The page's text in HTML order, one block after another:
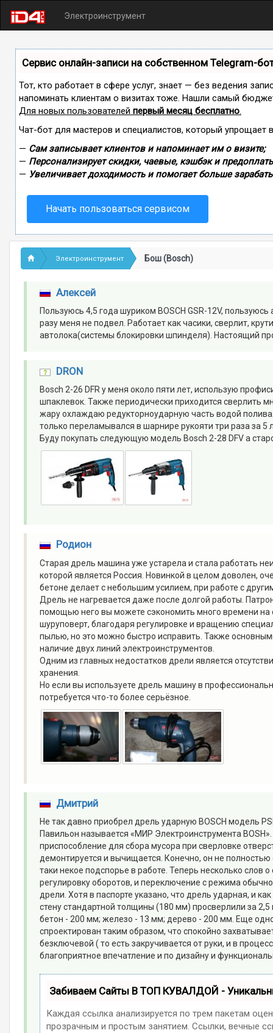
Электроинструмент
Сервис онлайн-записи на собственном Telegram-
Тот, кто работает в сфере услуг, знает — без ведения
напоминать клиентам о визитах тоже. Нашли самый
Для новых пользователей первый месяц бесплатно.
Чат-бот для мастеров и специалистов, который упрощает
— Сам записывает клиентов и напоминает им о визите;
— Персонализирует скидки, чаевые, кэшбэк и
— Увеличивает доходимость и помогает больше
Начать пользоваться сервисом
Электроинструмент Бош (Bosch)
Алексей
Пользуюсь 4,5 года шуриком BOSCH GSR-12V,
разу меня не подвел. Работает как часики, сверлит,
автолока(системы блокировки шпинделя). Настоящий
DRON
Bosch 2-26 DFR у меня около пяти лет, использую
шпаклевок. Также периодически приходится сверлить
жару охлаждаю редукторноударную часть водой
только переламывался в шарнире рукояти три раза за
Буду покупать следующую модель Bosch 2-28 DFV а
Родион
Старая дрель машина уже устарела и стала работать
которой является Россия. Новинкой в целом доволен,
бетоне делает с небольшим усилием, при работе с
Дрель не нагревается даже после долгой работы.
помощью него вы можете сэкономить много времени
шуруповерт, благодаря регулировке и вращению
пылью, но это можно быстро исправить. Также
наличие двух линий электроинструментов.
Одним из главных недостатков дрели является
хранения.
Но если вы используете дрель машину в
потребуется что-то более серьёзное.
Дмитрий
Не так давно приобрел дрель ударную BOSСH модель
Павильон называется «МИР Электроинструмента
приспособление для сбора мусора при сверловке
демонтируется и вычищается. Конечно, он не
таки некое подспорье в работе. Теперь несколько слов
регулировку оборотов, и переключение с режима
дрели. Хотя в паспорте указано, что дрель ударная, и
стену стандартной толщины (180 мм) просверлили за
бетон - 200 мм; железо - 13 мм; дерево - 200 мм. Еще
спроектирован таким образом, что спокойно
безключевой ( то есть закручивается от руки, и в
благоприятное впечатление и по дизайну и
Забиваем Сайты В ТОП КУВАЛДОЙ -
Каждая ссылка анализируется по трем пакетам
прозрачным и простым занятием. Ссылки, вечные